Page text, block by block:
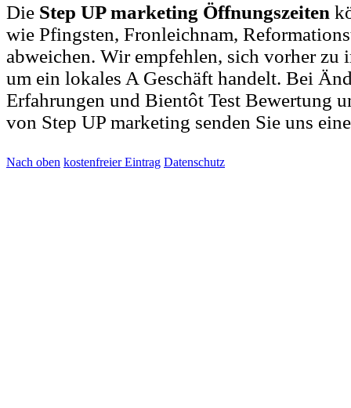
Die Step UP marketing Öffnungszeiten
wie Pfingsten, Fronleichnam,
abweichen. Wir empfehlen, sich vorher zu
um ein lokales A Geschäft handelt. Bei
Erfahrungen und Bientôt Test Bewertung
von Step UP marketing senden Sie uns
Nach oben kostenfreier Eintrag Datenschutz